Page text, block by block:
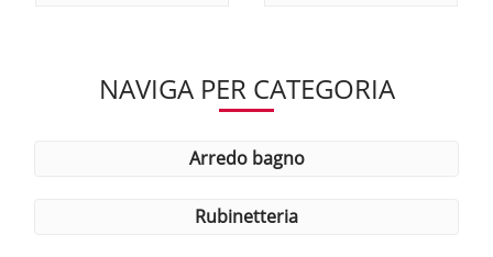
NAVIGA PER CATEGORIA
arredo bagno
rubinetteria